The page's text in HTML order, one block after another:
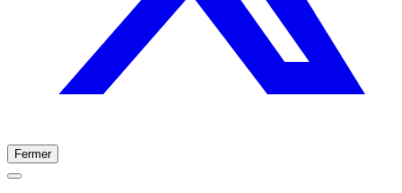
Fermer